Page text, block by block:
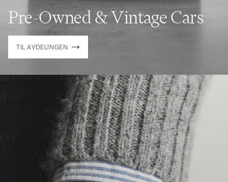
Pre-Owned & Vintage Cars
TIL AVDELINGEN